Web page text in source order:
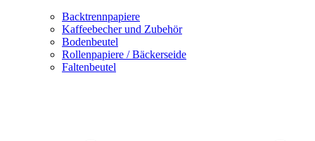
Backtrennpapiere
Kaffeebecher und Zubehör
Bodenbeutel
Rollenpapiere / Bäckerseide
Faltenbeutel